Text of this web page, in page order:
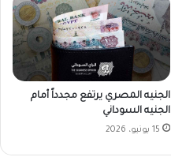
الجنيه المصري يرتفع مجدداً أمام
الجنيه السوداني
15 يونيو، 2026